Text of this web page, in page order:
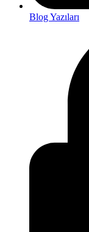
Blog Yazıları